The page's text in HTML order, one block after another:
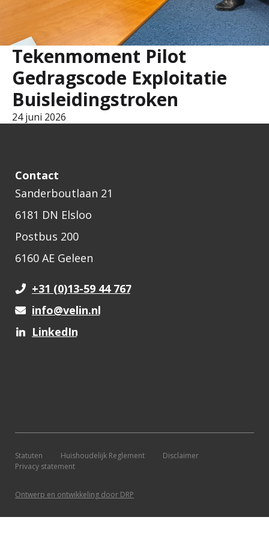
Tekenmoment Pilot
Gedragscode Exploitatie
Buisleidingstroken
24 juni 2026
Contact
Sanderboutlaan 21
6181 DN Elsloo
Postbus 200
6160 AE Geleen
+31 (0)13-59 44 767
info@velin.nl
LinkedIn
Statuten Huishoudelijk Reglement
Disclaimer
Privacy statement
Ontwerp en ontwikkeling door DRP